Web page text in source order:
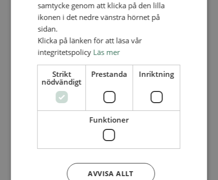
Lediga tjänster
FÖR FÖRSAMLINGAR
FÖRDJUPNING OCH UTVECKLING
Missionella initiativ
Smågrupper
Skapelse och miljö
Gudstjänst
Vänförsamling
Integrationsarbete
För barns bästa – överallt
Missionsinspiratörens verktygslåda
Redovisning och lönehantering
Kyrkoavgiften
samtycke genom att klicka på den lilla
ikonen i det nedre vänstra hörnet på
sidan.
Klicka på länken för att läsa vår
integritetspolicy Läs mer
Strikt
nödvändigt
Prestanda Inriktning
Funktioner
AVVISA ALLT